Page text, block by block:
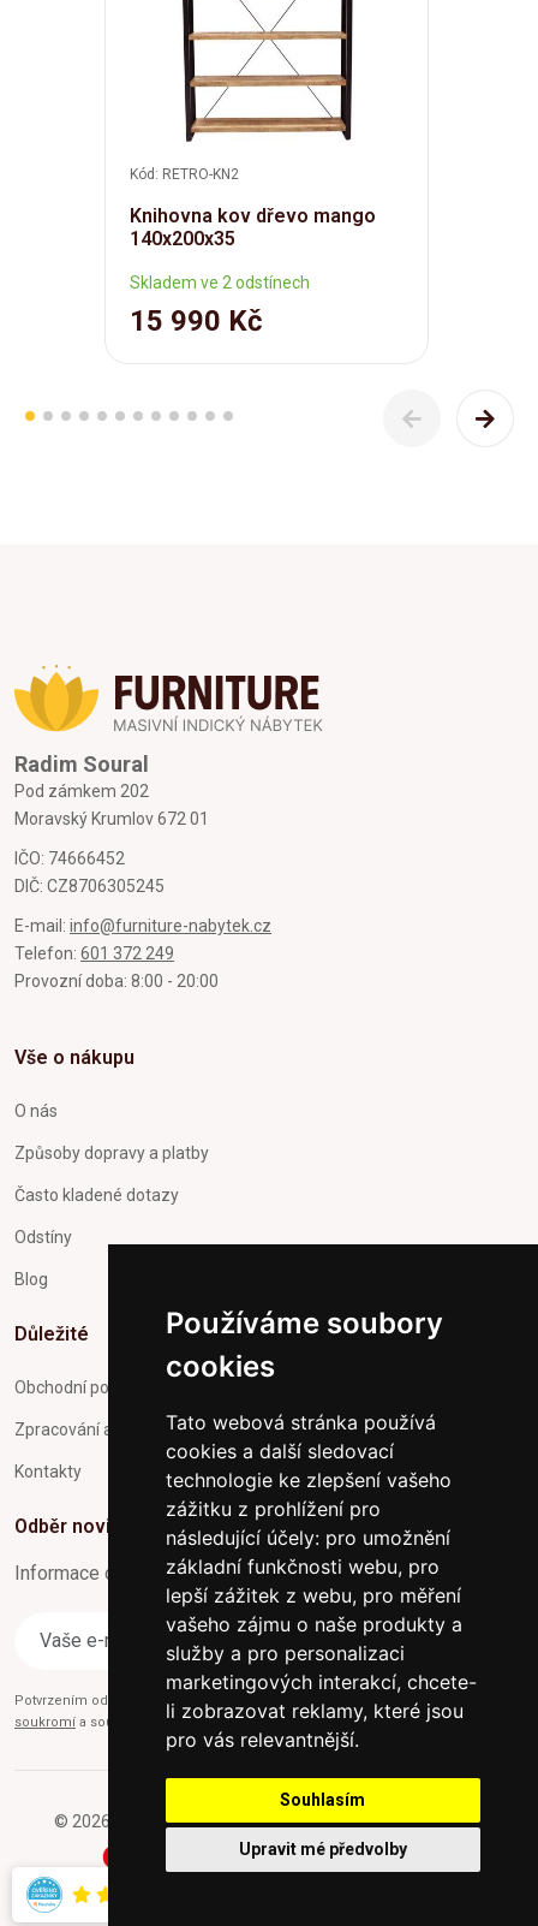
Používáme soubory
cookies
Tato webová stránka používá
cookies a další sledovací
technologie ke zlepšení vašeho
zážitku z prohlížení pro
následující účely: pro umožnění
základní funkčnosti webu, pro
lepší zážitek z webu, pro měření
vašeho zájmu o naše produkty a
služby a pro personalizaci
marketingových interakcí, chcete-
li zobrazovat reklamy, které jsou
pro vás relevantnější.
Souhlasím
Upravit mé předvolby
Kód: RETRO-KN2
Knihovna kov dřevo mango
140x200x35
Skladem ve 2 odstínech
15 990 Kč
Radim Soural
Pod zámkem 202
Moravský Krumlov 672 01
IČO: 74666452
DIČ: CZ8706305245
E-mail: info@furniture-nabytek.cz
Telefon: 601 372 249
Provozní doba: 8:00 - 20:00
Vše o nákupu
O nás
Způsoby dopravy a platby
Často kladené dotazy
Odstíny
Blog
Důležité
Obchodní podmínky
Zpracování a ochrana osobních údajů
Kontakty
Odběr novinek
Informace o Novinkách a užitečné rady max. 1x za týden
Odebírat
Potvrzením odběru současně souhlasíte s našimi podmínkami o
soukromí a současně nám udělujete souhlas se zasíláním obchodních e-mailů.
© 2026 Furniture-nabytek.cz - Všechna práva vyhrazena.